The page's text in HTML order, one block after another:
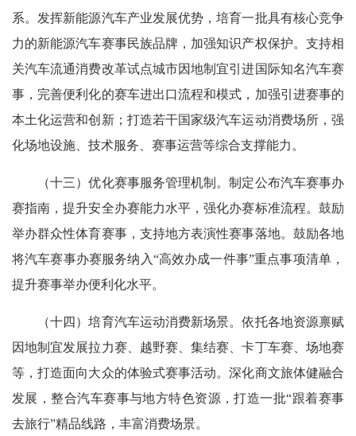
系。发挥新能源汽车产业发展优势，培育一批具有核心竞争
力的新能源汽车赛事民族品牌，加强知识产权保护。支持相
关汽车流通消费改革试点城市因地制宜引进国际知名汽车赛
事，完善便利化的赛车进出口流程和模式，加强引进赛事的
本土化运营和创新；打造若干国家级汽车运动消费场所，强
化场地设施、技术服务、赛事运营等综合支撑能力。
（十三）优化赛事服务管理机制。制定公布汽车赛事办
赛指南，提升安全办赛能力水平，强化办赛标准流程。鼓励
举办群众性体育赛事，支持地方表演性赛事落地。鼓励各地
将汽车赛事办赛服务纳入“高效办成一件事”重点事项清单，
提升赛事举办便利化水平。
（十四）培育汽车运动消费新场景。依托各地资源禀赋
因地制宜发展拉力赛、越野赛、集结赛、卡丁车赛、场地赛
等，打造面向大众的体验式赛事活动。深化商文旅体健融合
发展，整合汽车赛事与地方特色资源，打造一批“跟着赛事
去旅行”精品线路，丰富消费场景。